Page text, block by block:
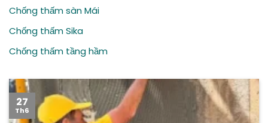
Chống thấm sàn Mái
Chống thấm Sika
Chống thấm tầng hầm
27
Th6